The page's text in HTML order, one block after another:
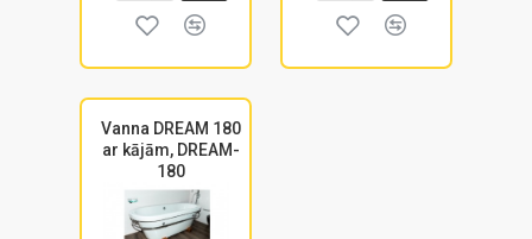
Vanna DREAM 180
ar kājām, DREAM-
180